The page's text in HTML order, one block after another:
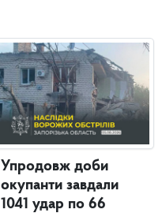
Упродовж доби
окупанти завдали
1041 удар по 66